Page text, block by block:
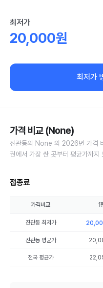
최저가
20,000원
최저가
가격 비교 (None)
진관동의 None 의 2026년 가격
권에서 가장 싼 곳부터 평균가까지
접종료
가격비교 1
진관동최저가
진관동평균가
전국 평균가